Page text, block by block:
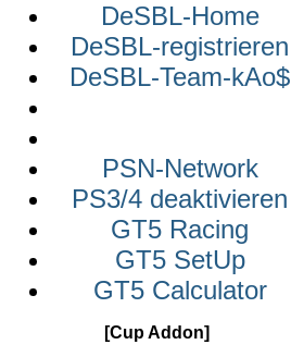
DeSBL-Home
DeSBL-registrieren
DeSBL-Team-kAo$
PSN-Network
PS3/4 deaktivieren
GT5 Racing
GT5 SetUp
GT5 Calculator
[Cup Addon]